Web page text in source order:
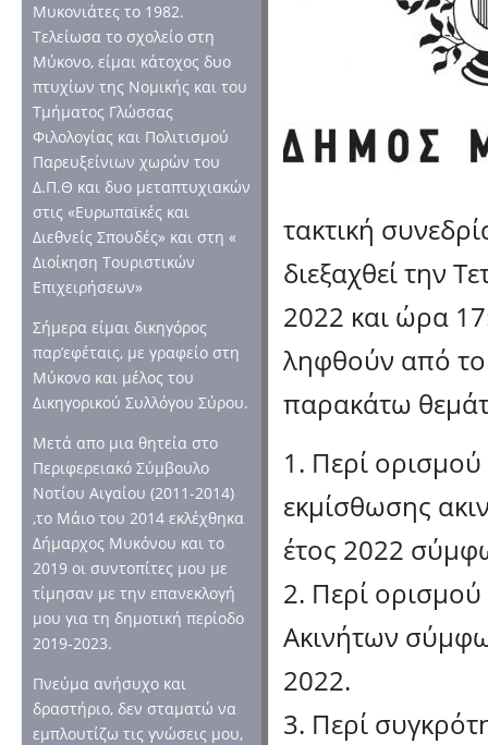
Μυκονιάτες το 1982.
Τελείωσα το σχολείο στη
Μύκονο, είμαι κάτοχος δυο
πτυχίων της Νομικής και του
Τμήματος Γλώσσας
Φιλολογίας και Πολιτισμού
Παρευξείνιων χωρών του
Δ.Π.Θ και δυο μεταπτυχιακών
στις «Ευρωπαϊκές και
Διεθνείς Σπουδές» και στη «
Διοίκηση Τουριστικών
Επιχειρήσεων»
Σήμερα είμαι δικηγόρος
παρ’εφέταις, με γραφείο στη
Μύκονο και μέλος του
Δικηγορικού Συλλόγου Σύρου.
Μετά απο μια θητεία στο
Περιφερειακό Σύμβουλο
Νοτίου Αιγαίου (2011-2014)
,το Μάιο του 2014 εκλέχθηκα
Δήμαρχος Μυκόνου και το
2019 οι συντοπίτες μου με
τίμησαν με την επανεκλογή
μου για τη δημοτική περίοδο
2019-2023.
Πνεύμα ανήσυχο και
δραστήριο, δεν σταματώ να
εμπλουτίζω τις γνώσεις μου,
τακτική
διεξαχθεί την
2022 και ώρα
ληφθούν από το
παρακάτω
1. Περί
εκμίσθωσης
έτος 2022
2. Περί
Ακινήτων
2022.
3. Περί